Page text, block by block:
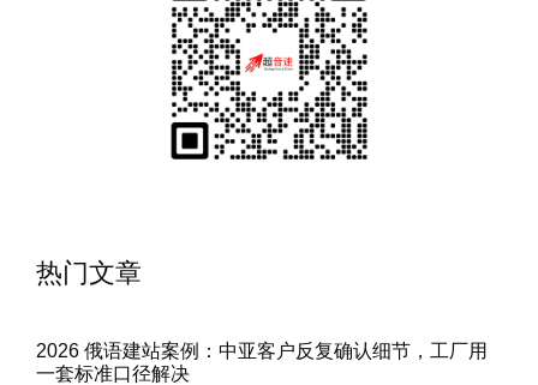
热门文章
2026 俄语建站案例：中亚客户反复确认细节，工厂用
一套标准口径解决